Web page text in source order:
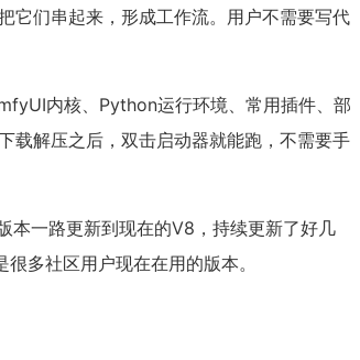
它们串起来，形成工作流。用户不需要写代
内核、Python运行环境、常用插件、部
载解压之后，双击启动器就能跑，不需要手
本一路更新到现在的V8，持续更新了好几
多社区用户现在在用的版本。